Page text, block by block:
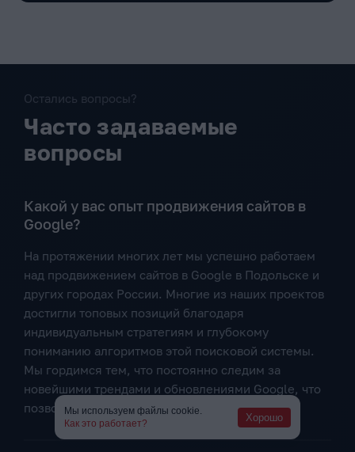
Остались вопросы?
Часто задаваемые
вопросы
Какой у вас опыт продвижения сайтов в
Google?
На протяжении многих лет мы успешно работаем
над продвижением сайтов в Google в Подольске и
других городах России. Многие из наших проектов
достигли топовых позиций благодаря
индивидуальным стратегиям и глубокому
пониманию алгоритмов этой поисковой системы.
Мы гордимся тем, что постоянно следим за
новейшими трендами и обновлениями Google, что
позволяет нам оставаться на шаг впереди.
Мы используем файлы cookie.
Как это работает?
Хорошо